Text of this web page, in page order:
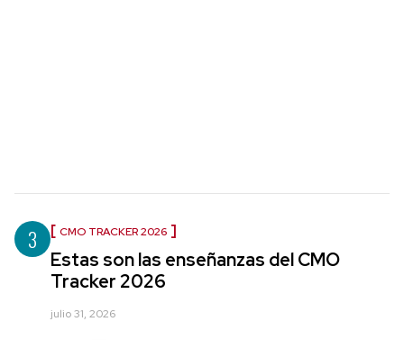
3 CMO TRACKER 2026
Estas son las enseñanzas del CMO
Tracker 2026
julio 31, 2026